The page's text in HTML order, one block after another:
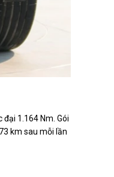
1.164 Nm. Gói
km sau mỗi lần